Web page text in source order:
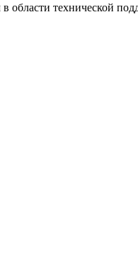
области технической